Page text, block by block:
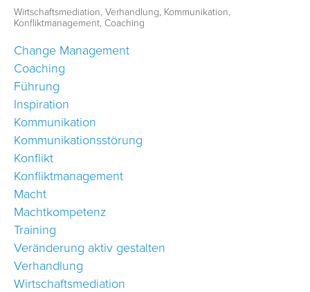
Wirtschaftsmediation, Verhandlung, Kommunikation,
Konfliktmanagement, Coaching
Change Management
Coaching
Führung
Inspiration
Kommunikation
Kommunikationsstörung
Konflikt
Konfliktmanagement
Macht
Machtkompetenz
Training
Veränderung aktiv gestalten
Verhandlung
Wirtschaftsmediation